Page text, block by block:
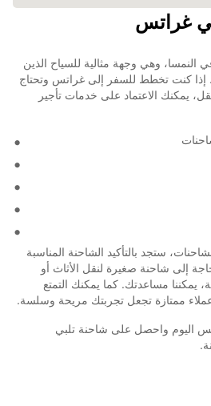
غراتس
وهي وجهة مثالية للسياح الذين
إذا كنت تخطط للسفر إلى غراتس وتحتاج
يمكنك الاعتماد على خدمات تأجير
ستجد بالتأكيد الشاحنة المناسبة
إلى شاحنة صغيرة لنقل الأثاث أو
يمكننا مساعدتك. كما يمكنك التمتع
ممتازة تجعل تجربتك مريحة وسلسة.
اليوم واحصل على شاحنة تلبي